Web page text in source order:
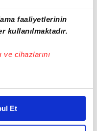
faaliyetlerinin
kullanılmaktadır.
ve cihazlarını
sizlere özel
Bunu yaparken
deneyimi sunmak
Et